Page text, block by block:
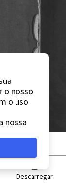
Descarregar
o nosso
o uso
nossa